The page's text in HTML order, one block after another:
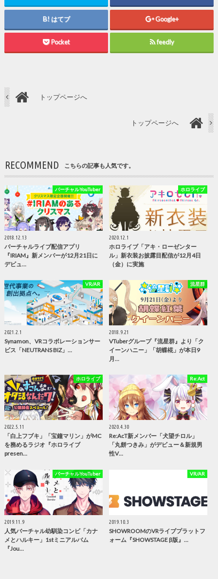
はてブ Google+
Pocket feedly
トップページへ
トップページへ
RECOMMEND こちらの記事も人気です。
バーチャルYouTuber
2018.12.13
バーチャルライブ配信アプリ
『IRIAM』新メンバーが12月21日に
デビュ…
ホロライブ
2020.12.1
ホロライブ「アキ・ローゼンター
ル」新衣装お披露目配信が12月4日
（金）に実施
VR/AR
2021.2.1
Synamon、VRコラボレーションサー
ビス「NEUTRANS BIZ」…
流星群
2018.9.21
VTuberグループ『流星群』より「ク
イーンハニー」「胡蝶椛」が本日9
月…
ホロライブ
2022.5.11
「白上フブキ」「宝鐘マリン」がMC
を務めるラジオ『ホロライブ
presen…
Re:Act
2020.4.30
Re:AcT新メンバー「⽝望チロル」
「丸餅つきみ」がデビュー＆新規男
性V…
バーチャルYouTuber
2019.11.9
人気バーチャル幼馴染コンビ「カナ
メとハルキー」1stミニアルバム
『Jou…
VR/AR
2019.10.3
SHOWROOMのVRライブプラットフ
ォーム『SHOWSTAGE β版』…